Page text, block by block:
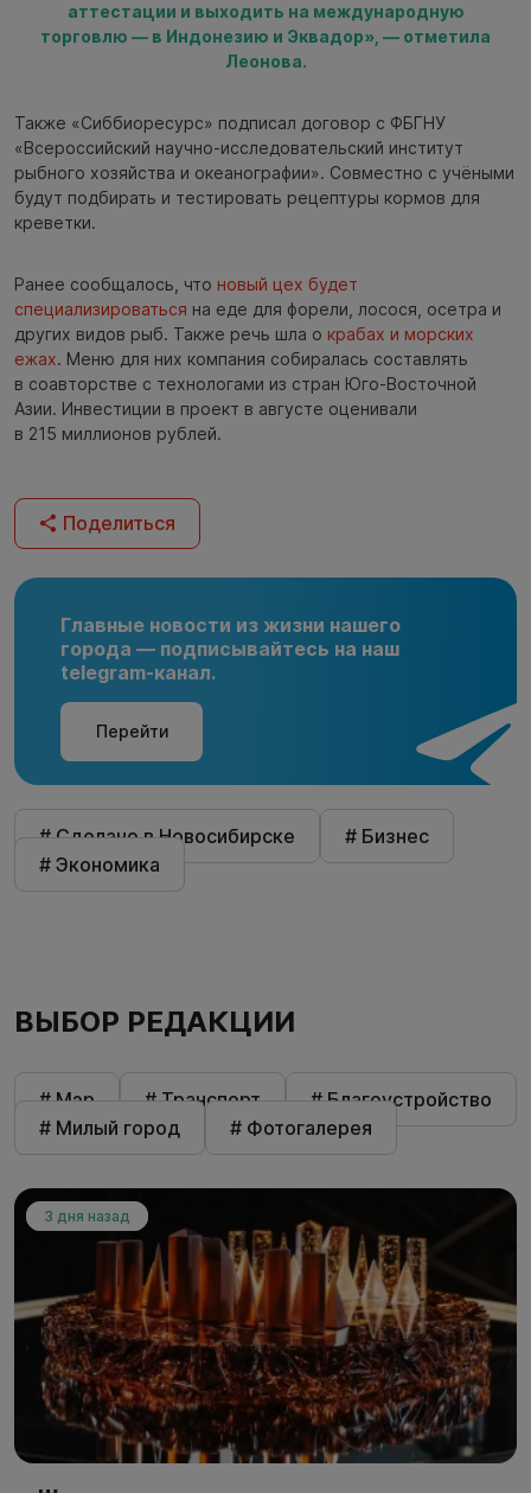
аттестации и выходить на международную
торговлю — в Индонезию и Эквадор», — отметила
Леонова.
Также «Сиббиоресурс» подписал договор с ФБГНУ
«Всероссийский научно-исследовательский институт
рыбного хозяйства и океанографии». Совместно с учёными
будут подбирать и тестировать рецептуры кормов для
креветки.
Ранее сообщалось, что новый цех будет
специализироваться на еде для форели, лосося, осетра и
других видов рыб. Также речь шла о крабах и морских
ежах. Меню для них компания собиралась составлять
в соавторстве с технологами из стран Юго-Восточной
Азии. Инвестиции в проект в августе оценивали
в 215 миллионов рублей.
Поделиться
Главные новости из жизни нашего
города — подписывайтесь на наш
telegram-канал.
Перейти
# Сделано в Новосибирске
# Бизнес
# Экономика
ВЫБОР РЕДАКЦИИ
# Мэр # Транспорт
# Благоустройство
# Милый город
# Фотогалерея
3 дня назад